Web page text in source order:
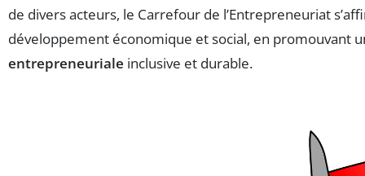
de divers acteurs, le Carrefour de l’Entrepreneuriat
développement économique et social, en promouvant
entrepreneuriale inclusive et durable.